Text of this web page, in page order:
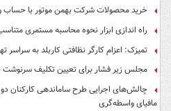
خرید محصولات شرکت بهمن موتور با حساب
راه اندازی ابزار نحوه محاسبه مستمری
تمیزک: اعزام کارگر نظافتی کاربلد به سراسر
مجلس زیر فشار برای تعیین تکلیف سرنوشت
چالش‌های اجرایی طرح ساماندهی کارکنان
مافیای واسطه‌گری